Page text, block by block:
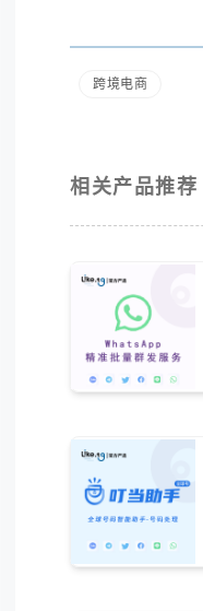
跨境电商
相关产品推荐